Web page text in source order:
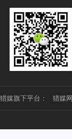
猎媒旗下平台： 猎媒网